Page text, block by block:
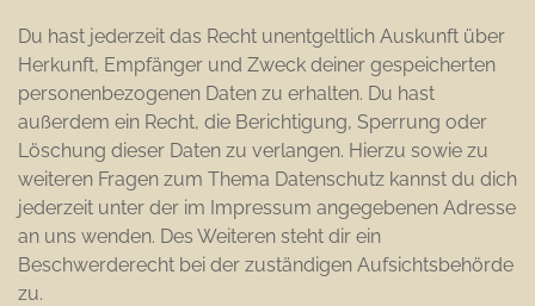
Du hast jederzeit das Recht unentgeltlich Auskunft über
Herkunft, Empfänger und Zweck deiner gespeicherten
personenbezogenen Daten zu erhalten. Du hast
außerdem ein Recht, die Berichtigung, Sperrung oder
Löschung dieser Daten zu verlangen. Hierzu sowie zu
weiteren Fragen zum Thema Datenschutz kannst du dich
jederzeit unter der im Impressum angegebenen Adresse
an uns wenden. Des Weiteren steht dir ein
Beschwerderecht bei der zuständigen Aufsichtsbehörde
zu.